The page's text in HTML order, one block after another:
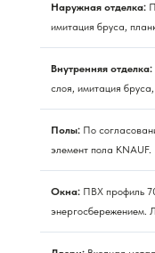
Наружная отделка:
имитация бруса,
Внутренняя отделка:
слоя, имитация
Полы: По
элемент пола KNAUF.
Окна: ПВХ профиль
энергосбережением.